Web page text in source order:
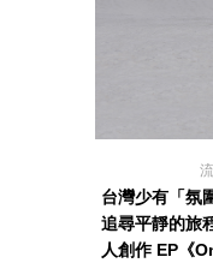
台灣少有「氛
追尋平靜的旅
人創作 EP《